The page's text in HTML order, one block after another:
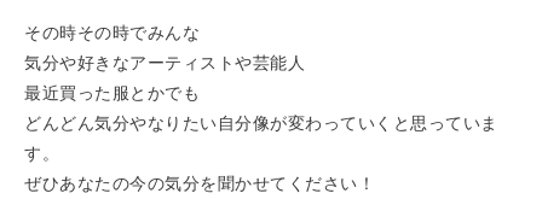
その時その時でみんな
気分や好きなアーティストや芸能人
最近買った服とかでも
どんどん気分やなりたい自分像が変わっていくと思っていま
す。
ぜひあなたの今の気分を聞かせてください！